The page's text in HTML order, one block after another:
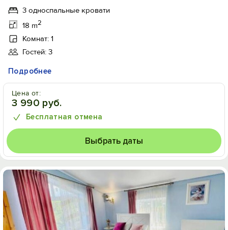
3 односпальные кровати
18 m2
Комнат: 1
Гостей: 3
Подробнее
Цена от:
3 990 руб.
Бесплатная отмена
Выбрать даты